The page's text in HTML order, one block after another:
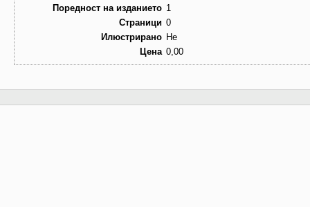
Поредност на изданието 1
Страници 0
Илюстрирано Не
Цена 0,00